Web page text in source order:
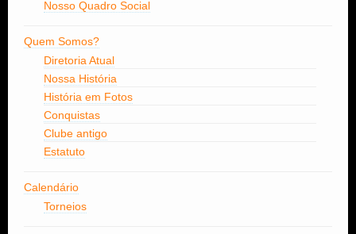
Nosso Quadro Social
Quem Somos?
Diretoria Atual
Nossa História
História em Fotos
Conquistas
Clube antigo
Estatuto
Calendário
Torneios